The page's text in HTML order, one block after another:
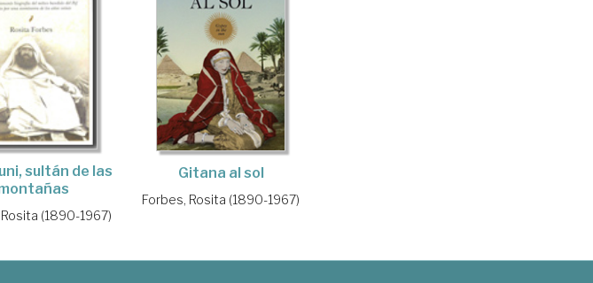
sultán de las
(1890-1967)
Gitana al sol
Forbes, Rosita (1890-1967)